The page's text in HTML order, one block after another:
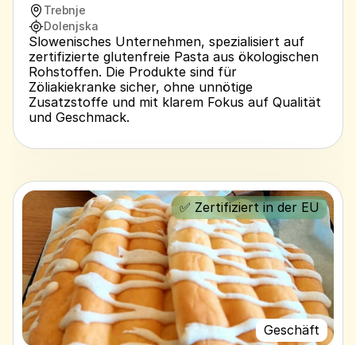
Trebnje
Dolenjska
Slowenisches Unternehmen, spezialisiert auf
zertifizierte glutenfreie Pasta aus ökologischen
Rohstoffen. Die Produkte sind für
Zöliakiekranke sicher, ohne unnötige
Zusatzstoffe und mit klarem Fokus auf Qualität
und Geschmack.
Geschäft
✅ Zertifiziert in der EU